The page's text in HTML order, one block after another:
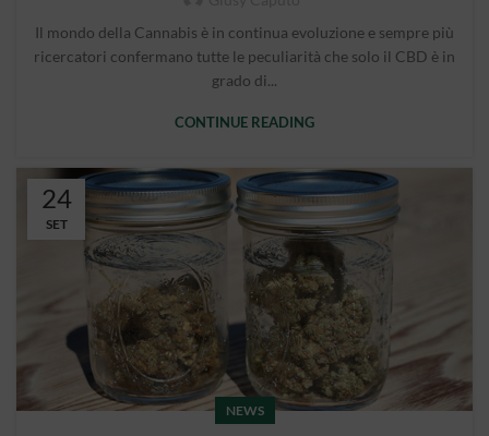
Il mondo della Cannabis è in continua evoluzione e sempre più
ricercatori confermano tutte le peculiarità che solo il CBD è in
grado di...
CONTINUE READING
24
SET
NEWS